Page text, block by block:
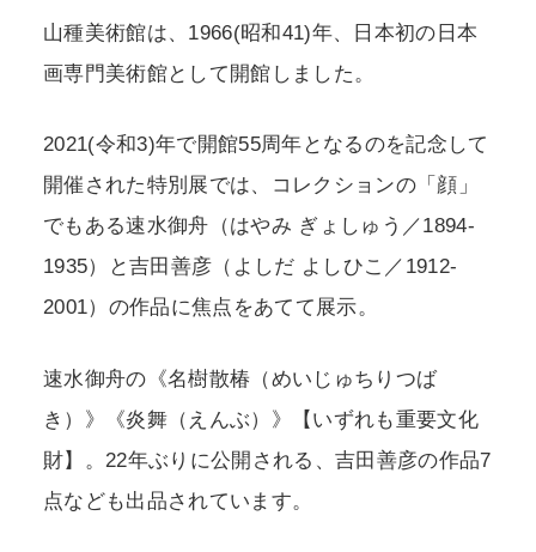
山種美術館は、1966(昭和41)年、日本初の日本
画専門美術館として開館しました。
2021(令和3)年で開館55周年となるのを記念して
開催された特別展では、コレクションの「顔」
でもある速水御舟（はやみ ぎょしゅう／1894-
1935）と吉田善彦（よしだ よしひこ／1912-
2001）の作品に焦点をあてて展示。
速水御舟の《名樹散椿（めいじゅちりつば
き）》《炎舞（えんぶ）》【いずれも重要文化
財】。22年ぶりに公開される、吉田善彦の作品7
点なども出品されています。